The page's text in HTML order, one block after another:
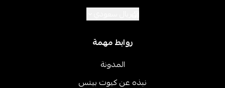
روابط مهمة
المدونة
نبذه عن كيوت بيتس